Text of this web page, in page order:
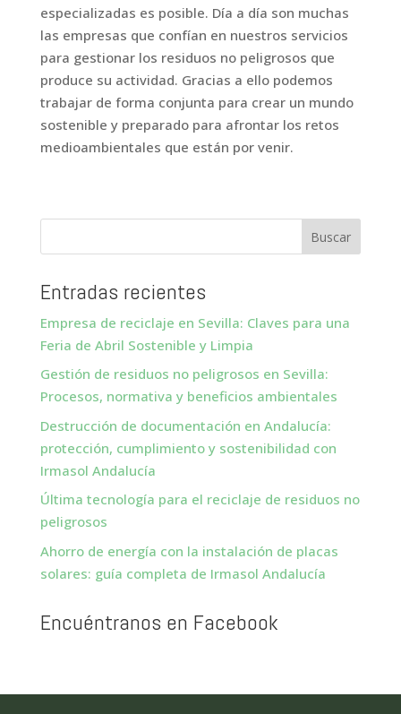
especializadas es posible. Día a día son muchas
las empresas que confían en nuestros servicios
para gestionar los residuos no peligrosos que
produce su actividad. Gracias a ello podemos
trabajar de forma conjunta para crear un mundo
sostenible y preparado para afrontar los retos
medioambientales que están por venir.
Entradas recientes
Empresa de reciclaje en Sevilla: Claves para una
Feria de Abril Sostenible y Limpia
Gestión de residuos no peligrosos en Sevilla:
Procesos, normativa y beneficios ambientales
Destrucción de documentación en Andalucía:
protección, cumplimiento y sostenibilidad con
Irmasol Andalucía
Última tecnología para el reciclaje de residuos no
peligrosos
Ahorro de energía con la instalación de placas
solares: guía completa de Irmasol Andalucía
Encuéntranos en Facebook